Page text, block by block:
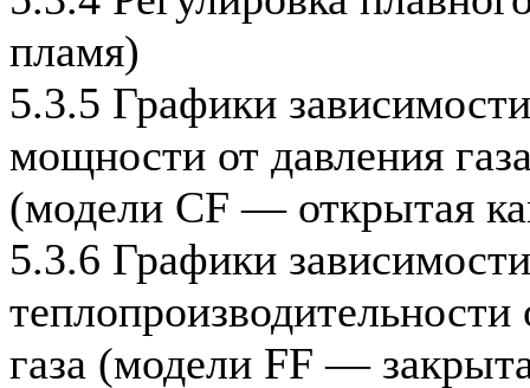
пламя)
5.3.5 Графики
мощности от давления
(модели CF — открытая
5.3.6 Графики зависимости
теплопроизводительности
газа (модели FF —